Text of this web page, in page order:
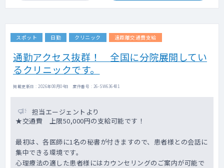
スポット 日勤 クリニック 遠距離交通費支給
通勤アクセス抜群！ 全国に分院展開してい
るクリニックです。
掲載更新日 : 2026年08月04日 案件番号 : 26-SW636481
担当エージェントより
★交通費 上限50,000円の支給可能です！
最初は、各医師に1名の秘書が付きますので、患者様との会話に
集中できる環境です。
心理療法の適した患者様にはカウンセリングのご案内が可能で